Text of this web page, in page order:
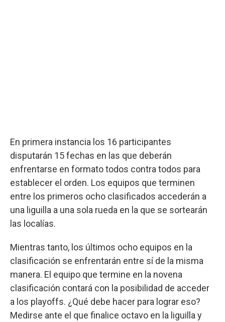
En primera instancia los 16 participantes
disputarán 15 fechas en las que deberán
enfrentarse en formato todos contra todos para
establecer el orden. Los equipos que terminen
entre los primeros ocho clasificados accederán a
una liguilla a una sola rueda en la que se sortearán
las localías.
Mientras tanto, los últimos ocho equipos en la
clasificación se enfrentarán entre sí de la misma
manera. El equipo que termine en la novena
clasificación contará con la posibilidad de acceder
a los playoffs. ¿Qué debe hacer para lograr eso?
Medirse ante el que finalice octavo en la liguilla y